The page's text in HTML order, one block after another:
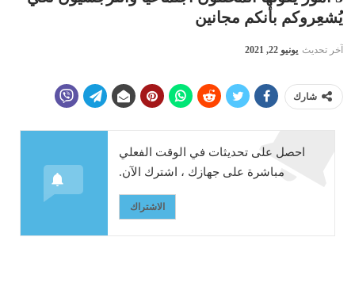
يُشعِروكم بأنكم مجانين
آخر تحديث يونيو 22, 2021
شارك
احصل على تحديثات في الوقت الفعلي
مباشرة على جهازك ، اشترك الآن.
الاشتراك